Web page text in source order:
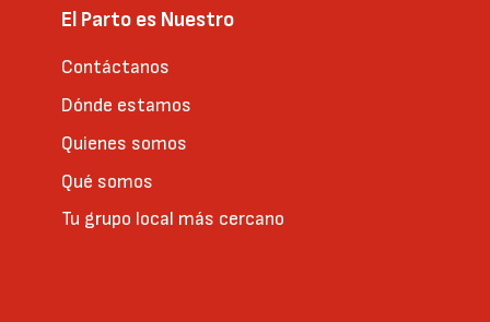
El Parto es Nuestro
Contáctanos
Dónde estamos
Quienes somos
Qué somos
Tu grupo local más cercano